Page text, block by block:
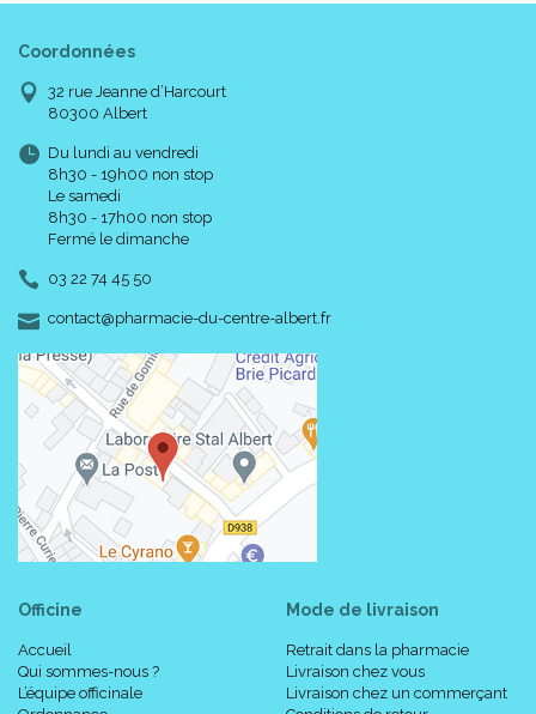
Coordonnées
32 rue Jeanne d’Harcourt
80300 Albert
Du lundi au vendredi
8h30 - 19h00 non stop
Le samedi
8h30 - 17h00 non stop
Fermé le dimanche
03 22 74 45 50
contact-
@-
pharmacie-du-centre-albert.fr
Officine
Accueil
Qui sommes-nous ?
L’équipe officinale
Mode de livraison
Retrait dans la pharmacie
Livraison chez vous
Livraison chez un commerçant